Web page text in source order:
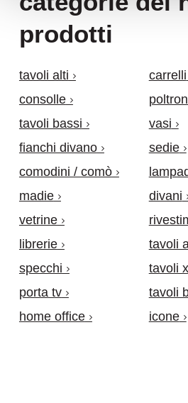
prodotti
tavoli alti
consolle
tavoli bassi
fianchi divano
comodini / comò
madie
vetrine
librerie
specchi
porta tv
home office
carrelli
vasi
sedie
divani
tavoli
tavoli
tavoli
icone